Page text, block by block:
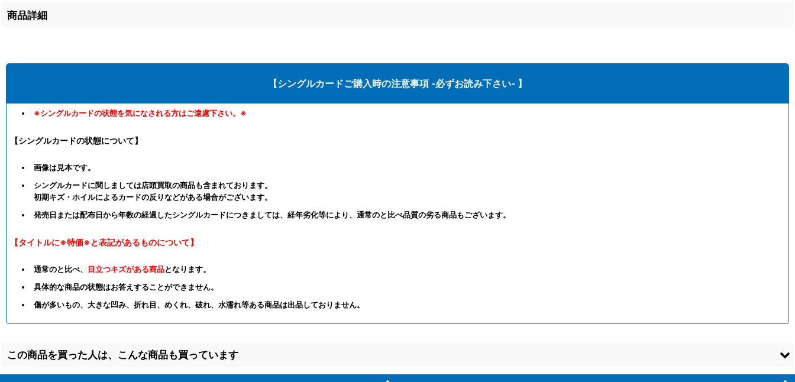
商品詳細
【シングルカードご購入時の注意事項 -必ずお読み下さい- 】
※シングルカードの状態を気になされる方はご遠慮下さい。※
【シングルカードの状態について】
画像は見本です。
シングルカードに関しましては店頭買取の商品も含まれております。
初期キズ・ホイルによるカードの反りなどがある場合がございます。
発売日または配布日から年数の経過したシングルカードにつきましては、経年劣化等により、通常のと比べ品質の劣る商品もございます。
【タイトルに※特価※と表記があるものについて】
通常のと比べ、 目立つキズがある商品となります。
具体的な商品の状態はお答えすることができません。
傷が多いもの、大きな凹み、折れ目、めくれ、破れ、水濡れ等ある商品は出品しておりません。
この商品を買った人は、こんな商品も買っています